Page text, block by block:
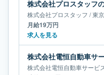
株式会社プロスタッフ /東
月給19万円
求人を見る
株式会社電恒自動車サービ